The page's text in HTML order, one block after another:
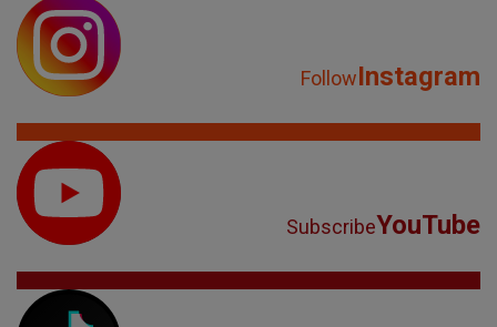
FollowInstagram
SubscribeYouTube